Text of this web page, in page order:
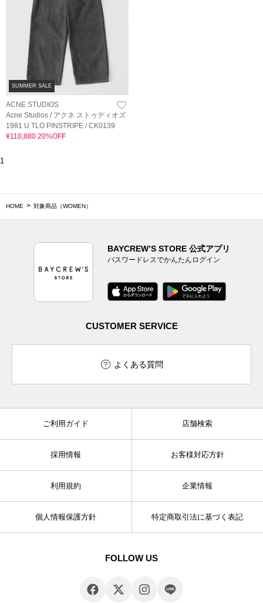
SUMMER SALE
ACNE STUDIOS
Acne Studios / アクネ ストゥディオズ
1981 U TLO PINSTRIPE / CK0139
¥110,880 20%OFF
1
HOME 対象商品（WOMEN）
BAYCREW’S STORE 公式アプリ
パスワードレスでかんたんログイン
CUSTOMER SERVICE
よくある質問
ご利用ガイド 店舗検索
採用情報 お客様対応方針
利用規約 企業情報
個人情報保護方針 特定商取引法に基づく表記
FOLLOW US